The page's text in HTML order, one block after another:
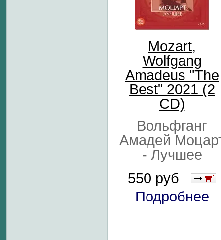
Mozart,
Wolfgang
Amadeus "The
Best" 2021 (2
CD)
Вольфганг
Амадей
- Лучшее
550 руб
Подробнее